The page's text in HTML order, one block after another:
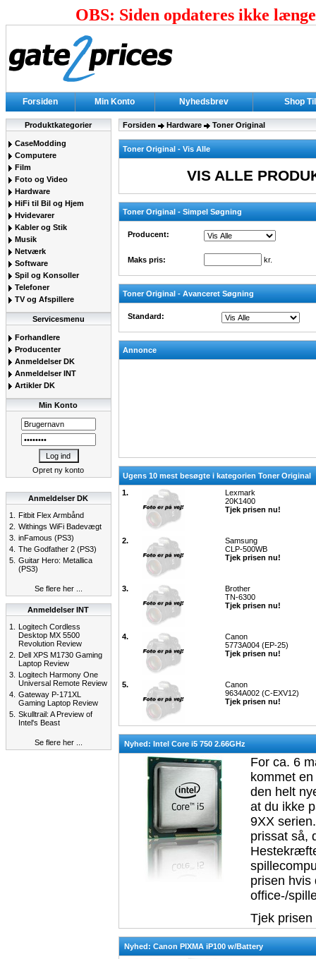
OBS: Siden opdateres ikke
Forsiden Min Konto Nyhedsbrev Shop
Produktkategorier
CaseModding
Computere
Film
Foto og Video
Hardware
HiFi til Bil og Hjem
Hvidevarer
Kabler og Stik
Musik
Netværk
Software
Spil og Konsoller
Telefoner
TV og Afspillere
Servicesmenu
Forhandlere
Producenter
Anmeldelser DK
Anmeldelser INT
Artikler DK
Min Konto
Opret ny konto
Anmeldelser DK
1.
Fitbit Flex Armbånd
2. Withings WiFi Badevægt
3. inFamous (PS3)
4. The Godfather 2 (PS3)
5. Guitar Hero: Metallica
(PS3)
Se flere her ...
Anmeldelser INT
1.
Logitech Cordless
Desktop MX 5500
Revolution Review
2. Dell XPS M1730 Gaming
Laptop Review
3. Logitech Harmony One
Universal Remote Review
4. Gateway P-171XL
Gaming Laptop Review
5. Skulltrail: A Preview of
Intel's Beast
Se flere her ...
Forsiden Hardware Toner Original
Toner Original - Vis Alle
VIS ALLE
Toner Original - Simpel Søgning
Producent:
Maks pris: kr.
Toner Original - Avanceret Søgning
Standard:
Annonce
Ugens 10 mest besøgte i kategorien Toner Original
1.
Lexmark
20K1400
Tjek prisen nu!
2.
Samsung
CLP-500WB
Tjek prisen nu!
3.
Brother
TN-6300
Tjek prisen nu!
4.
Canon
5773A004 (EP-25)
Tjek prisen nu!
5.
Canon
9634A002 (C-EXV12)
Tjek prisen nu!
Nyhed: Intel Core i5 750 2.66GHz
For ca. 6
kommet
den helt
at du ikke
9XX
prissat så,
prisen hvis
office-/
Tjek
Nyhed: Canon PIXMA iP100 w/Battery